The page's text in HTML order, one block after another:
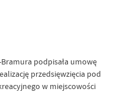
podpisała umowę
przedsięwzięcia pod
w miejscowości